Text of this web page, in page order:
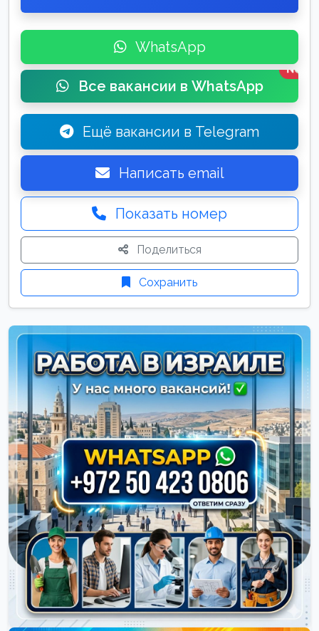
WhatsApp
Все вакансии в WhatsApp
New
Ещё вакансии в Telegram
Написать email
Показать номер
Поделиться
Сохранить